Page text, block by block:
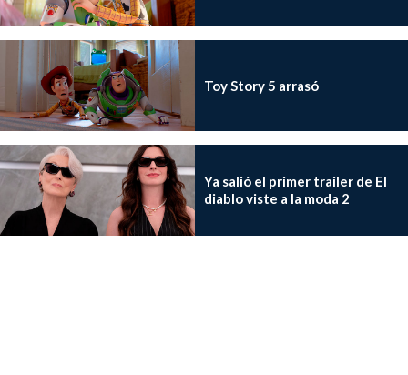
Toy Story 5 arrasó
Ya salió el primer trailer de El
diablo viste a la moda 2